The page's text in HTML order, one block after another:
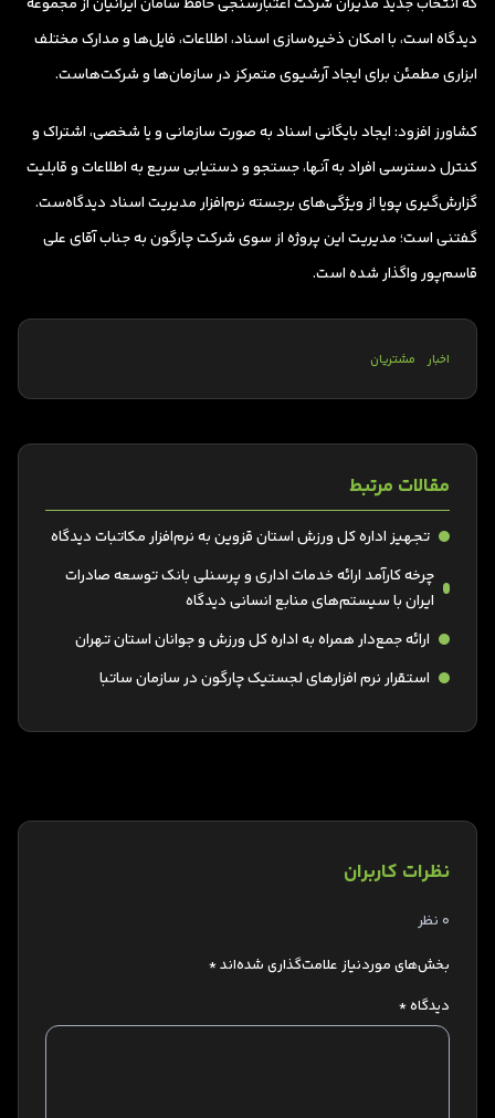
دیدگاه است، با امکان ذخیره‌سازی اسناد، اطلاعات، فایل‌ها و مدارک مختلف
ابزاری مطمئن برای ایجاد آرشیوی متمرکز در سازمان‌ها و شرکت‌هاست.
کشاورز افزود: ایجاد بایگانی اسناد به صورت سازمانی و یا شخصی، اشتراک و
کنترل دسترسی افراد به آنها،‌ جستجو و دستیابی سریع به اطلاعات و قابلیت
گزارش‌گیری پویا از ویژگی‌های برجسته نرم‌افزار مدیریت اسناد دیدگاه‌ست.
گفتنی است؛ مدیریت این پروژه از سوی شرکت چارگون به جناب آقای علی
قاسم‌پور واگذار شده است.
اخبار مشتریان
مقالات مرتبط
تجهیز اداره کل ورزش استان قزوین به نرم‌افزار مکاتبات دیدگاه
چرخه کارآمد ارائه خدمات اداری و پرسنلی بانک توسعه صادرات
ایران با سیستم‌های منابع انسانی دیدگاه
ارائه جمع‌دار همراه به اداره کل ورزش و جوانان استان تهران
استقرار نرم افزارهای لجستیک چارگون در سازمان ساتبا
نظرات کاربران
0 نظر
بخش‌های موردنیاز علامت‌گذاری شده‌اند*
دیدگاه*